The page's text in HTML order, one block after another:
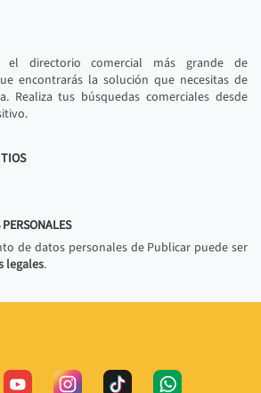
el directorio comercial más grande de
encontrarás la solución que necesitas de
Realiza tus búsquedas comerciales desde
de datos personales de Publicar puede ser
legales.